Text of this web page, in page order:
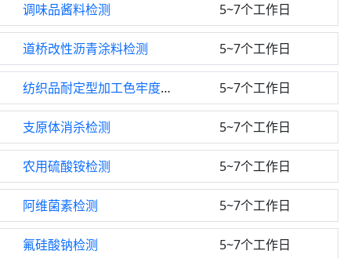
调味品酱料检测 5~7个工作日
道桥改性沥青涂料检测 5~7个工作日
纺织品耐定型加工色牢度检测 5~7个工作日
支原体消杀检测 5~7个工作日
农用硫酸铵检测 5~7个工作日
阿维菌素检测 5~7个工作日
氟硅酸钠检测 5~7个工作日